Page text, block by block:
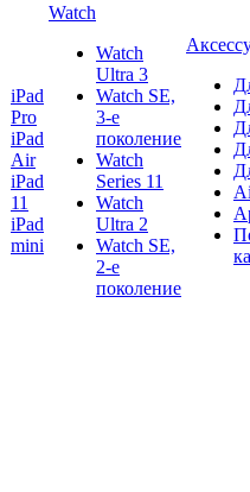
iPad
Pro
iPad
Air
iPad
11
iPad
mini
Watch
Watch
Ultra 3
Watch SE,
3-е
поколение
Watch
Series 11
Watch
Ultra 2
Watch SE,
2-е
поколение